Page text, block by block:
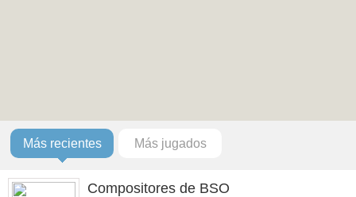
Más recientes Más jugados
Compositores de BSO